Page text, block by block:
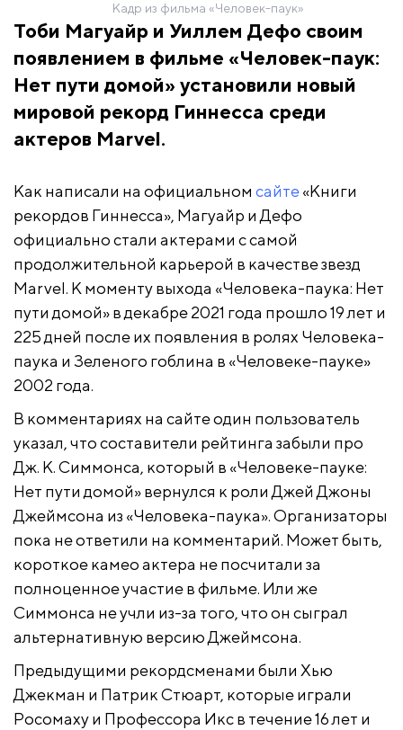
Кадр из фильма «Человек-паук»
Тоби Магуайр и Уиллем Дефо своим
появлением в фильме «Человек-паук:
Нет пути домой» установили новый
мировой рекорд Гиннесса среди
актеров Marvel.
Как написали на официальном сайте«Книги
рекордов Гиннесса», Магуайр и Дефо
официально стали актерами с самой
продолжительной карьерой в качестве звезд
Marvel. К моменту выхода «Человека-паука: Нет
пути домой» в декабре 2021 года прошло 19 лет и
225 дней после их появления в ролях Человека-
паука и Зеленого гоблина в «Человеке-пауке»
2002 года.
В комментариях на сайте один пользователь
указал, что составители рейтинга забыли про
Дж. К. Симмонса, который в «Человеке-пауке:
Нет пути домой» вернулся к роли Джей Джоны
Джеймсона из «Человека-паука». Организаторы
пока не ответили на комментарий. Может быть,
короткое камео актера не посчитали за
полноценное участие в фильме. Или же
Симмонса не учли из-за того, что он сыграл
альтернативную версию Джеймсона.
Предыдущими рекордсменами были Хью
Джекман и Патрик Стюарт, которые играли
Росомаху и Профессора Икс в течение 16 лет и